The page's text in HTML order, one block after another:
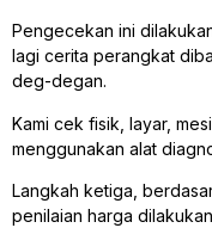
Pengecekan ini
lagi cerita perangkat
deg-degan.
Kami cek fisik, layar,
menggunakan alat
Langkah ketiga,
penilaian harga